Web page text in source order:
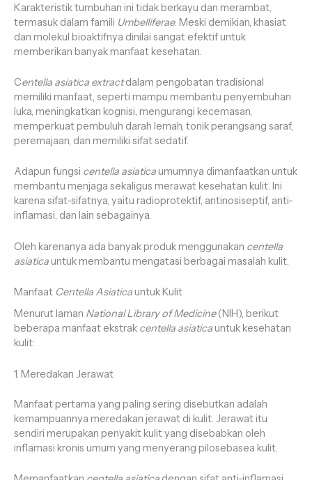
Karakteristik tumbuhan ini tidak berkayu dan merambat,
termasuk dalam famili Umbelliferae. Meski demikian, khasiat
dan molekul bioaktifnya dinilai sangat efektif untuk
memberikan banyak manfaat kesehatan.
Centella asiatica extractdalam pengobatan tradisional
memiliki manfaat, seperti mampu membantu penyembuhan
luka, meningkatkan kognisi, mengurangi kecemasan,
memperkuat pembuluh darah lemah, tonik perangsang saraf,
peremajaan, dan memiliki sifat sedatif.
Adapun fungsi centella asiaticaumumnya dimanfaatkan untuk
membantu menjaga sekaligus merawat kesehatan kulit. Ini
karena sifat-sifatnya, yaitu radioprotektif, antinosiseptif, anti-
inflamasi, dan lain sebagainya.
Oleh karenanya ada banyak produk menggunakan centella
asiaticauntuk membantu mengatasi berbagai masalah kulit.
Manfaat Centella Asiaticauntuk Kulit
Menurut laman National Library of Medicine(NIH), berikut
beberapa manfaat ekstrak centella asiaticauntuk kesehatan
kulit:
1. Meredakan Jerawat
Manfaat pertama yang paling sering disebutkan adalah
kemampuannya meredakan jerawat di kulit. Jerawat itu
sendiri merupakan penyakit kulit yang disebabkan oleh
inflamasi kronis umum yang menyerang pilosebasea kulit.